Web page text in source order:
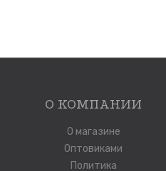
О КОМПАНИИ
О магазине
Оптовиками
Политика